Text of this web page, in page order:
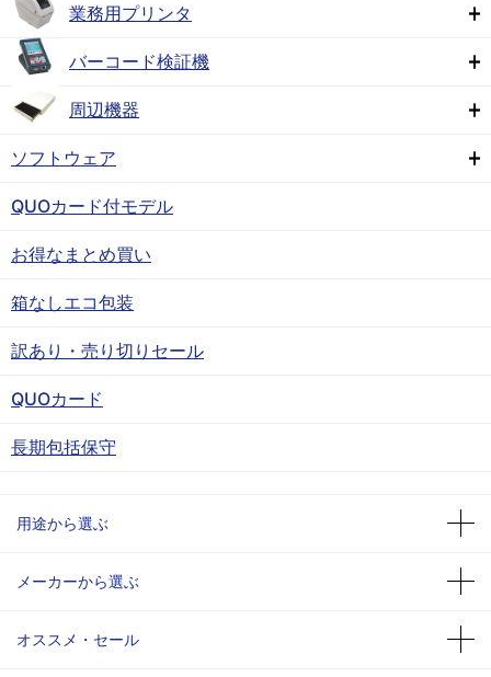
業務用プリンタ
バーコード検証機
周辺機器
ソフトウェア
QUOカード付モデル
お得なまとめ買い
箱なしエコ包装
訳あり・売り切りセール
QUOカード
長期包括保守
用途から選ぶ
メーカーから選ぶ
オススメ・セール